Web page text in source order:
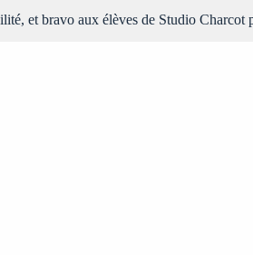
et bravo aux élèves de Studio